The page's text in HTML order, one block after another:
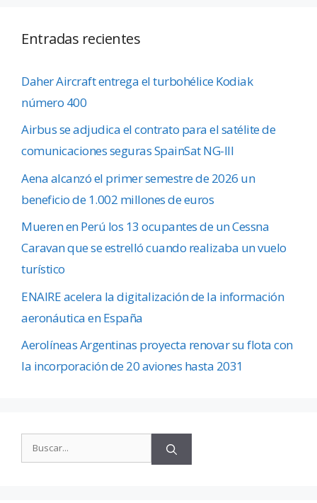
Entradas recientes
Daher Aircraft entrega el turbohélice Kodiak
número 400
Airbus se adjudica el contrato para el satélite de
comunicaciones seguras SpainSat NG-III
Aena alcanzó el primer semestre de 2026 un
beneficio de 1.002 millones de euros
Mueren en Perú los 13 ocupantes de un Cessna
Caravan que se estrelló cuando realizaba un vuelo
turístico
ENAIRE acelera la digitalización de la información
aeronáutica en España
Aerolíneas Argentinas proyecta renovar su flota con
la incorporación de 20 aviones hasta 2031